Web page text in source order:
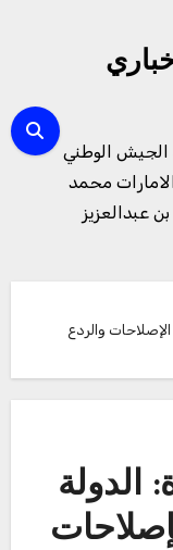
الجيش الوطني
محمد
عبدالعزيز
والردع
الدولة